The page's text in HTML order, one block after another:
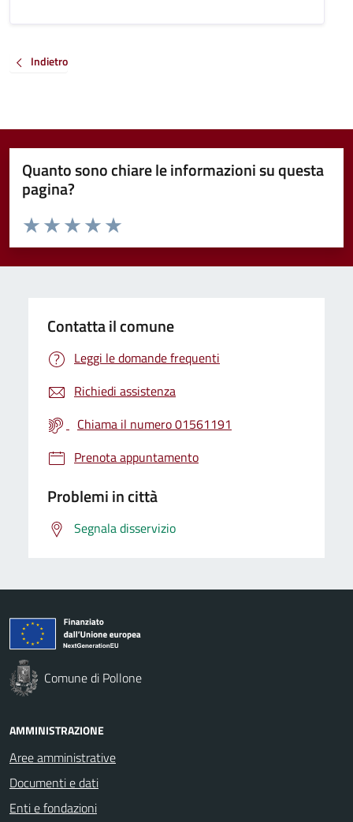
Indietro
Quanto sono chiare le informazioni su questa
pagina?
Valuta da 1 a 5 stelle la pagina
Valuta 5 stelle su 5
Valuta 4 stelle su 5
Valuta 3 stelle su 5
Valuta 2 stelle su 5
Valuta 1 stelle su 5
Contatta il comune
Leggi le domande frequenti
Richiedi assistenza
Chiama il numero 01561191
Prenota appuntamento
Problemi in città
Segnala disservizio
Comune di Pollone
AMMINISTRAZIONE
Aree amministrative
Documenti e dati
Enti e fondazioni